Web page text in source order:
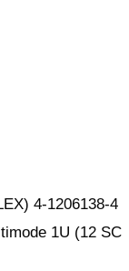
4-1206138-4
1U (12 SC